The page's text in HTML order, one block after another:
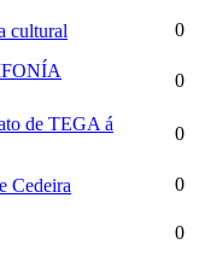
cultural 0
0
de TEGA á
0
Cedeira 0
0